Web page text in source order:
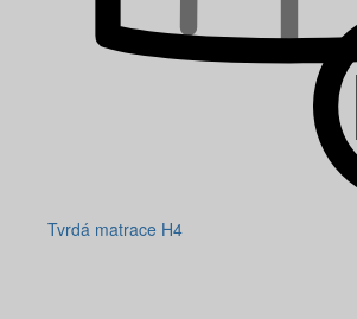
Tvrdá matrace H4